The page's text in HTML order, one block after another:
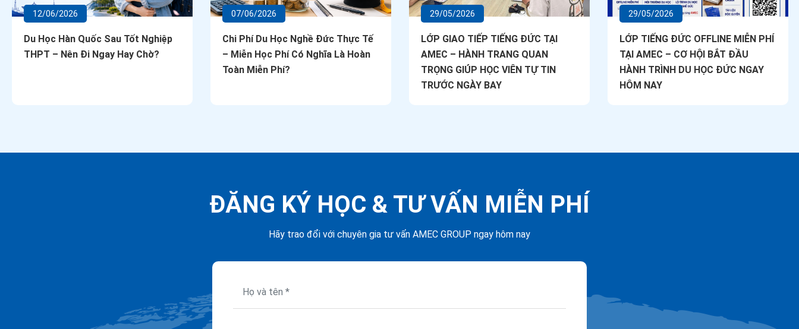
12/06/2026
Du Học Hàn Quốc Sau Tốt Nghiệp
THPT – Nên Đi Ngay Hay Chờ?
07/06/2026
Chi Phí Du Học Nghề Đức Thực Tế
– Miễn Học Phí Có Nghĩa Là Hoàn
Toàn Miễn Phí?
29/05/2026
LỚP GIAO TIẾP TIẾNG ĐỨC TẠI
AMEC – HÀNH TRANG QUAN
TRỌNG GIÚP HỌC VIÊN TỰ TIN
TRƯỚC NGÀY BAY
29/05/2026
LỚP TIẾNG ĐỨC OFFLINE MIỄN PHÍ
TẠI AMEC – CƠ HỘI BẮT ĐẦU
HÀNH TRÌNH DU HỌC ĐỨC NGAY
HÔM NAY
ĐĂNG KÝ HỌC & TƯ VẤN MIỄN PHÍ
Hãy trao đổi với chuyên gia tư vấn AMEC GROUP ngay hôm nay